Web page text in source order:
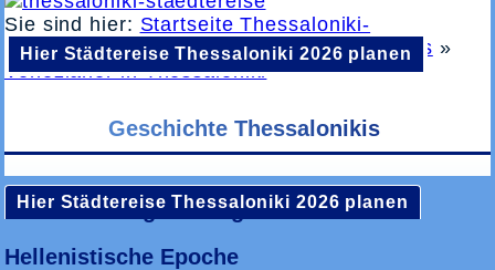
Sie sind hier: Startseite Thessaloniki-
Staedtereise.de»Geschichte Thessalonikis »
Venezianer in Thessaloniki
Hier Städtereise Thessaloniki 2026 planen
Hier Städtereise Thessaloniki 2026 planen
Geschichte Thessalonikis
Vor der Stadtgründung
Hellenistische Epoche